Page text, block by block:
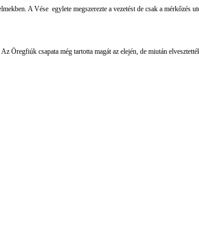
A Vése egylete megszerezte a vezetést de csak a mérkőzés
csapata még tartotta magát az elején, de miután